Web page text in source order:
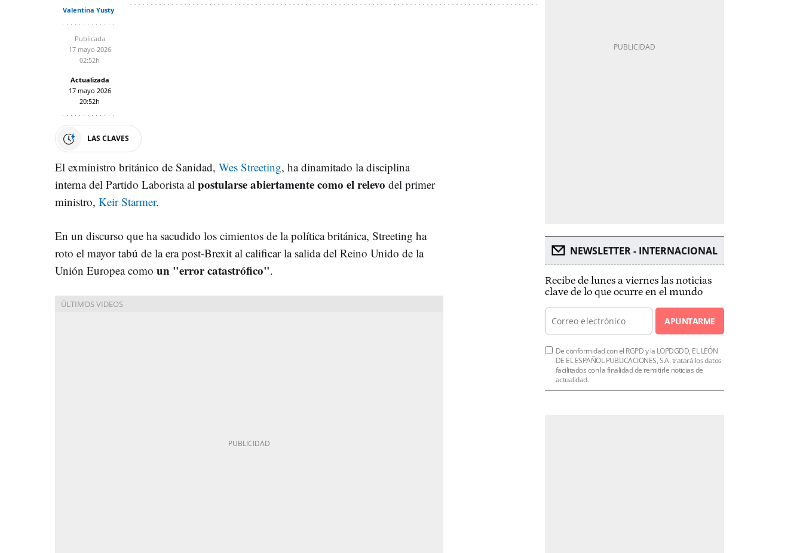
Valentina Yusty
Publicada
17 mayo 2026
02:52h
Actualizada
17 mayo 2026
20:52h
LAS CLAVES
El exministro británico de Sanidad, Wes Streeting, ha dinamitado la disciplina
interna del Partido Laborista al postularse abiertamente como el relevo del primer
ministro, Keir Starmer.
En un discurso que ha sacudido los cimientos de la política británica, Streeting ha
roto el mayor tabú de la era post-Brexit al calificar la salida del Reino Unido de la
Unión Europea como un "error catastrófico".
NEWSLETTER - INTERNACIONAL
Recibe de lunes a viernes las noticias
clave de lo que ocurre en el mundo
APUNTARME
De conformidad con el RGPD y la LOPDGDD, EL LEÓN
DE EL ESPAÑOL PUBLICACIONES, S.A. tratará los datos
facilitados con la finalidad de remitirle noticias de
actualidad.